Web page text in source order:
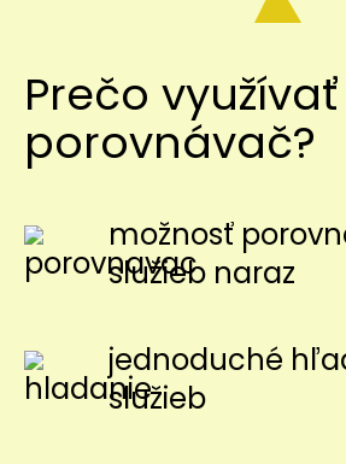
Prečo
porovnávač?
možnosť
služieb naraz
jednoduché
služieb